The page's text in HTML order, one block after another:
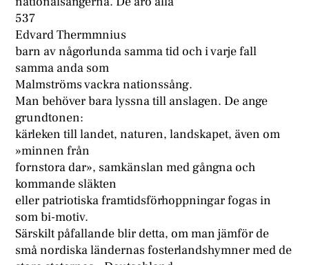
537
Edvard Thermmnius
barn av någorlunda samma tid och i varje fall
samma anda som
Malmströms vackra nationssång.
Man behöver bara lyssna till anslagen. De ange
grundtonen:
kärleken till landet, naturen, landskapet, även om
»minnen från
fornstora dar», samkänslan med gångna och
kommande släkten
eller patriotiska framtidsförhoppningar fogas in
som bi-motiv.
Särskilt påfallande blir detta, om man jämför de
små nordiska ländernas fosterlandshymner med de